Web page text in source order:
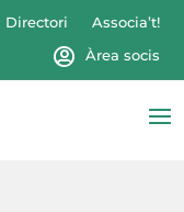
Directori
Associa’t!
Àrea socis